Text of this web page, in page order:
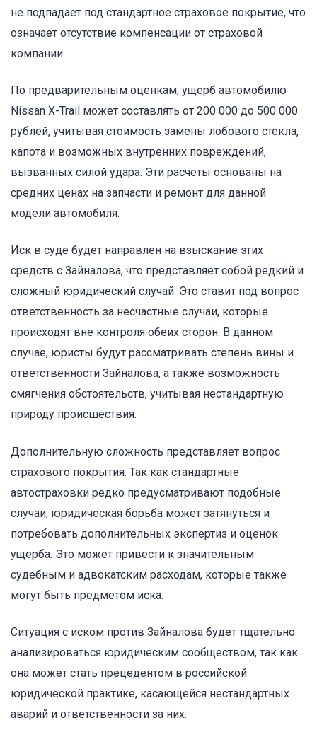
не подпадает под стандартное страховое покрытие, что
означает отсутствие компенсации от страховой
компании.
По предварительным оценкам, ущерб автомобилю
Nissan X-Trail может составлять от 200 000 до 500 000
рублей, учитывая стоимость замены лобового стекла,
капота и возможных внутренних повреждений,
вызванных силой удара. Эти расчеты основаны на
средних ценах на запчасти и ремонт для данной
модели автомобиля.
Иск в суде будет направлен на взыскание этих
средств с Зайналова, что представляет собой редкий и
сложный юридический случай. Это ставит под вопрос
ответственность за несчастные случаи, которые
происходят вне контроля обеих сторон. В данном
случае, юристы будут рассматривать степень вины и
ответственности Зайналова, а также возможность
смягчения обстоятельств, учитывая нестандартную
природу происшествия.
Дополнительную сложность представляет вопрос
страхового покрытия. Так как стандартные
автостраховки редко предусматривают подобные
случаи, юридическая борьба может затянуться и
потребовать дополнительных экспертиз и оценок
ущерба. Это может привести к значительным
судебным и адвокатским расходам, которые также
могут быть предметом иска.
Ситуация с иском против Зайналова будет тщательно
анализироваться юридическим сообществом, так как
она может стать прецедентом в российской
юридической практике, касающейся нестандартных
аварий и ответственности за них.